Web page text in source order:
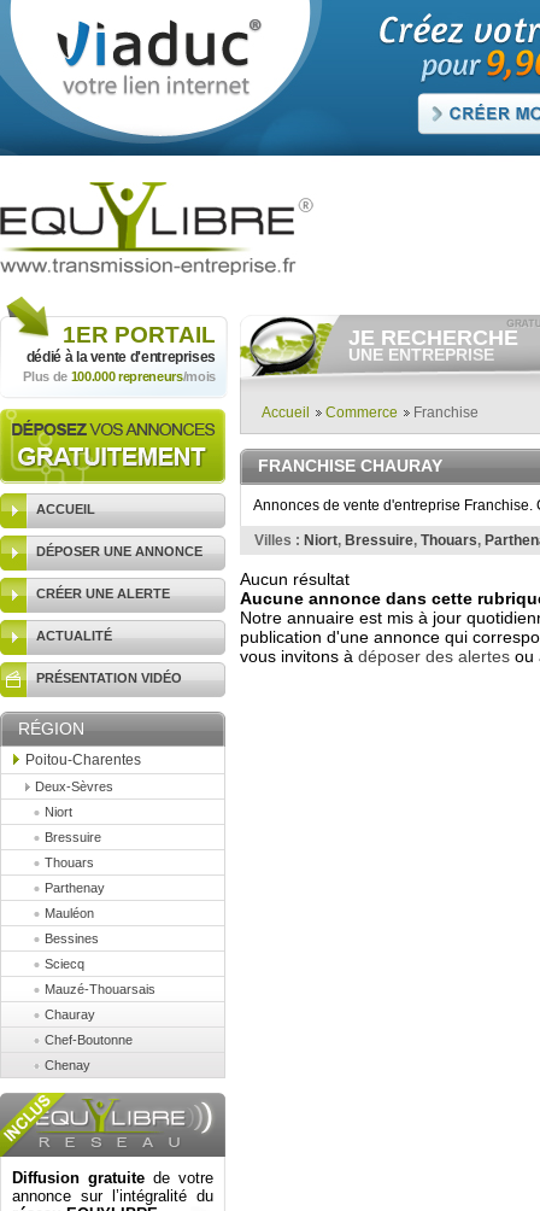
1ER PORTAIL
dédié à la vente d'entreprises
Plus de 100.000 repreneurs/mois
ACCUEIL
DÉPOSER UNE ANNONCE
CRÉER UNE ALERTE
ACTUALITÉ
PRÉSENTATION VIDÉO
RÉGION
Poitou-Charentes
Deux-Sèvres
Niort
Bressuire
Thouars
Parthenay
Mauléon
Bessines
Sciecq
Mauzé-Thouarsais
Chauray
Chef-Boutonne
Chenay
Diffusion gratuite de votre
annonce sur l’intégralité du
JE RECHERCHE
UNE ENTREPRISE
Consulter gratuitementles
vendre.
Et/ou déposergratuitement
votre recherche d'entreprise.
RECHERCHER UNE
ANNONCE
Accueil Commerce Franchise
FRANCHISE CHAURAY
Annonces de vente d'entreprise
Villes : Niort, Bressuire, Thouars,
Aucun résultat
Aucune annonce dans cette
Notre annuaire est mis à jour
publication d'une annonce qui
vous invitons à déposer des alertes ou